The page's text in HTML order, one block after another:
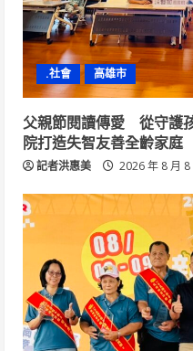
.社會 高雄市
父親節閱讀傳愛 從守護
院打造失智友善全齡家庭
記者洪惠美 2026 年 8 月 8